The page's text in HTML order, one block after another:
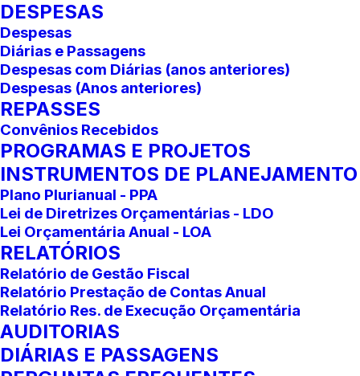
DESPESAS
Despesas
Diárias e Passagens
Despesas com Diárias (anos anteriores)
Despesas (Anos anteriores)
REPASSES
Convênios Recebidos
PROGRAMAS E PROJETOS
INSTRUMENTOS DE PLANEJAMENTO
Plano Plurianual - PPA
Lei de Diretrizes Orçamentárias - LDO
Lei Orçamentária Anual - LOA
RELATÓRIOS
Relatório de Gestão Fiscal
Relatório Prestação de Contas Anual
Relatório Res. de Execução Orçamentária
AUDITORIAS
DIÁRIAS E PASSAGENS